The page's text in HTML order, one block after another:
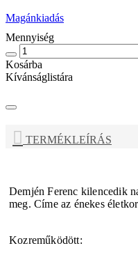
Magánkiadás
Mennyiség
Kosárba
Kívánságlistára
TERMÉKLEÍRÁS
Demjén Ferenc kilencedik
meg. Címe az énekes
Kozreműködött: